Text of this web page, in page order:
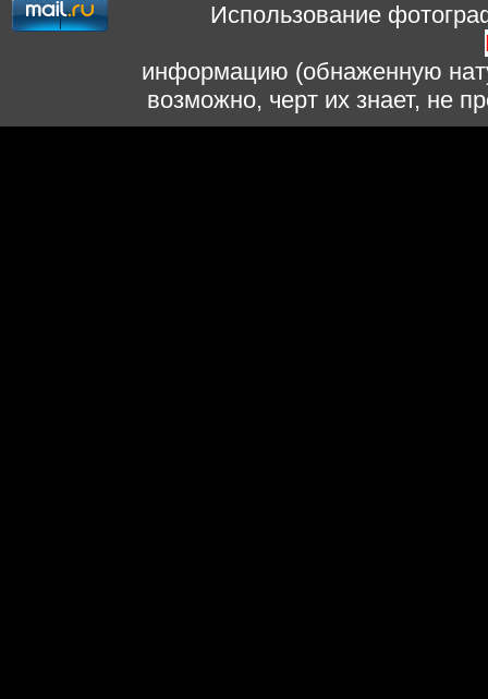
Использование
информацию (обнаженную
возможно, черт их знает, не